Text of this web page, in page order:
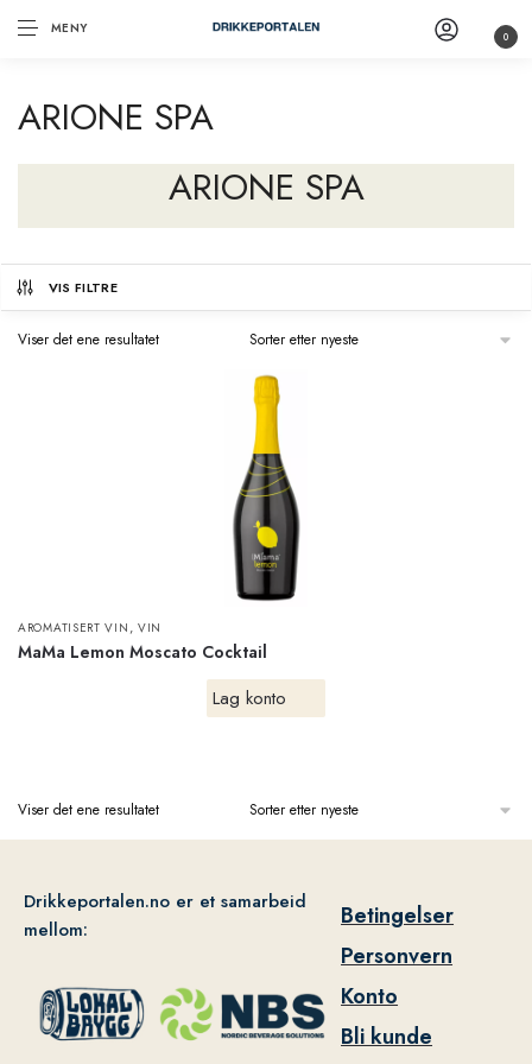
MENY 0
ARIONE SPA
ARIONE SPA
VIS FILTRE
Viser det ene resultatet
AROMATISERT VIN , VIN
MaMa Lemon Moscato Cocktail
Lag konto
Viser det ene resultatet
Drikkeportalen.no er et samarbeid
mellom:
Betingelser
Personvern
Konto
Bli kunde